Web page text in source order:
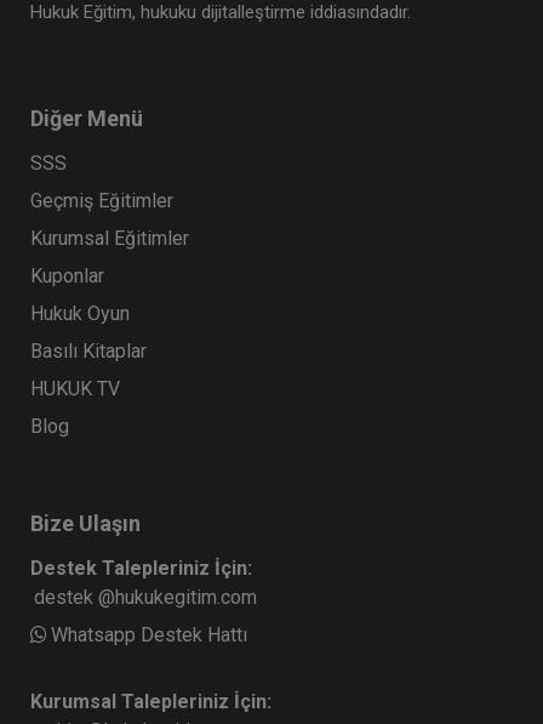
Hukuk Eğitim, hukuku dijitalleştirme iddiasındadır.
Diğer Menü
SSS
Geçmiş Eğitimler
Kurumsal Eğitimler
Kuponlar
Hukuk Oyun
Basılı Kitaplar
HUKUK TV
Blog
Bize Ulaşın
Destek Talepleriniz İçin:
destek @hukukegitim.com
Whatsapp Destek Hattı
Kurumsal Talepleriniz İçin: